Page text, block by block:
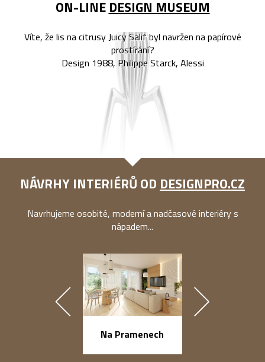
ON-LINE DESIGN MUSEUM
Víte, že lis na citrusy Juicy Salif byl navržen na papírové
prostírání?
Design 1988, Philippe Starck, Alessi
NÁVRHY INTERIÉRŮ OD DESIGNPRO.CZ
Navrhujeme osobité, moderní a nadčasové interiéry s
nápadem...
Na Pramenech